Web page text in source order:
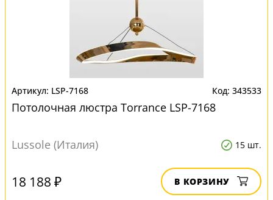
LSP-7168 343533
Потолочная люстра Torrance LSP-7168
Lussole (Италия) 15 шт.
18 188 ₽ В КОРЗИНУ